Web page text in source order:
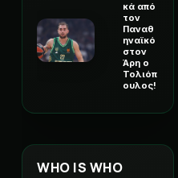
κά από
τον
Παναθ
ηναϊκό
στον
Άρη ο
Τολιόπ
ουλος!
WHO IS WHO